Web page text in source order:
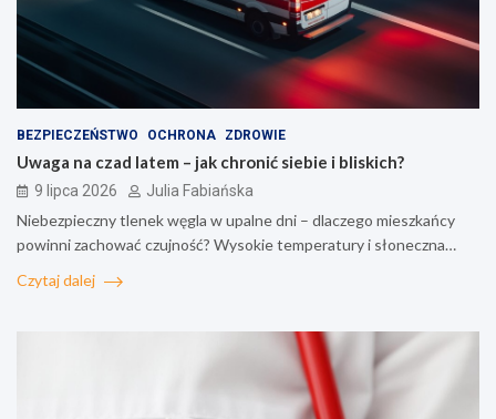
BEZPIECZEŃSTWO OCHRONA ZDROWIE
Uwaga na czad latem – jak chronić siebie i bliskich?
9 lipca 2026 Julia Fabiańska
Niebezpieczny tlenek węgla w upalne dni – dlaczego mieszkańcy
powinni zachować czujność? Wysokie temperatury i słoneczna…
Czytaj dalej